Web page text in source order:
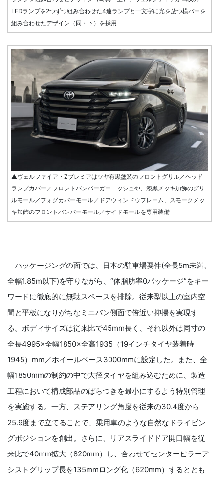
LEDランプを2つずつ組み合わせた4連ランプと一文字に光を放つ横バーを
組み合わせたデザイン（同・下）を採用
▲ヴェルファイア・Zプレミアはツヤ有黒塗装のフロントグリル／ヘッド
ランプカバー／フロントバンパーガーニッシュや、漆黒メッキ加飾のグリ
ルモール／フォグカバーモール／ドアウィンドウフレーム、スモークメッ
キ加飾のフロントバンパーモール／サイドモールを専用装備
パッケージングの面では、日本の駐車場要件(全長5m未満、
全幅1.85m以下)を守りながら、“体脂肪率0パッケージ”をキー
ワードに徹底的に無駄スペースを排除。従来型以上の室内空
間と平板になりがちなミニバン側面で倍近い抑揚を実現す
る。ボディサイズは従来比で45mm長く、それ以外は同寸の
全長4995×全幅1850×全高1935（19インチタイヤ装着時
1945）mm／ホイールベース3000mmに設定した。また、全
幅1850mmの制約の中で大径タイヤを組み込むために、製造
工程において構成部品のばらつきを最小にするよう特別管理
を実施する。一方、ステアリング角度を従来の30.4度から
25.9度まで立てることで、乗用車のような自然なドライビン
グポジションを創出。さらに、リアスライドドア開口幅を従
来比で40mm拡大（820mm）し、合わせてセンターピラーア
シストグリップ長を135mmロング化（620mm）するととも